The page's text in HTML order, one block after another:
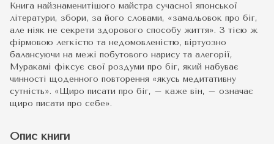
Книга найзнаменитішого майстра сучасної японської
літератури, збори, за його словами, «замальовок про біг,
але ніяк не секрети здорового способу життя». З тією ж
фірмовою легкістю та недомовленістю, віртуозно
балансуючи на межі побутового нарису та алегорії,
Муракамі фіксує свої роздуми про біг, який набуває
чинності щоденного повторення «якусь медитативну
сутність». «Щиро писати про біг, – каже він, – означає
щиро писати про себе».
Опис книги